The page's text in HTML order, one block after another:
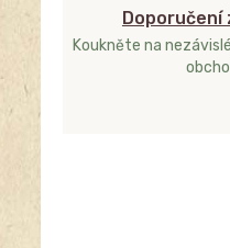
Doporučení
Koukněte na